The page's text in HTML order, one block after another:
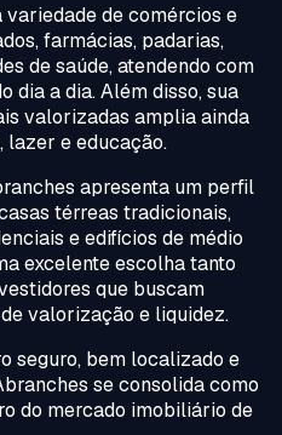
de comércios e
farmácias, padarias,
de saúde, atendendo com
dia a dia. Além disso, sua
valorizadas amplia ainda
lazer e educação.
apresenta um perfil
térreas tradicionais,
e edifícios de médio
excelente escolha tanto
que buscam
valorização e liquidez.
seguro, bem localizado e
se consolida como
do mercado imobiliário de